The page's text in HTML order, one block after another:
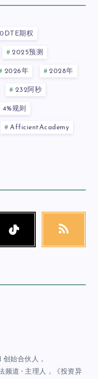
0DTE期权
2025预测
2026年 2028年
232阿秒
4%规则
AfficientAcademy
始合伙人，
道 · 主理人，《投资异